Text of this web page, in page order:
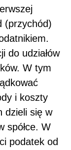
(przychód)
do udziałów
W tym
i koszty
dzieli się w
spółce. W
podatek od